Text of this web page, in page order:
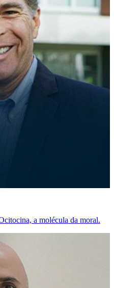
a molécula da moral.